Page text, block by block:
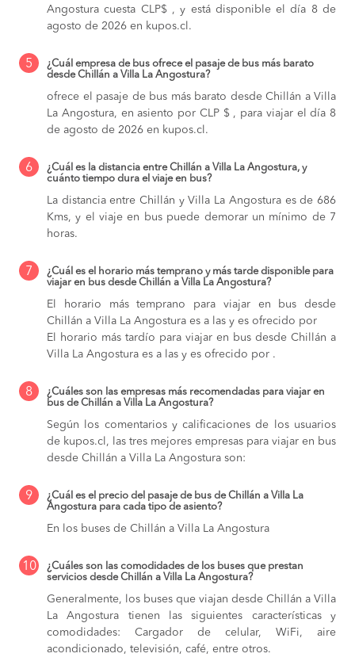
Angostura cuesta CLP$ , y está disponible el día 8 de
agosto de 2026 en kupos.cl.
5
¿Cuál empresa de bus ofrece el pasaje de bus más barato
desde Chillán a Villa La Angostura?
ofrece el pasaje de bus más barato desde Chillán a Villa
La Angostura, en asiento por CLP $ , para viajar el día 8
de agosto de 2026 en kupos.cl.
6
¿Cuál es la distancia entre Chillán a Villa La Angostura, y
cuánto tiempo dura el viaje en bus?
La distancia entre Chillán y Villa La Angostura es de 686
Kms, y el viaje en bus puede demorar un mínimo de 7
horas.
7
¿Cuál es el horario más temprano y más tarde disponible para
viajar en bus desde Chillán a Villa La Angostura?
El horario más temprano para viajar en bus desde
Chillán a Villa La Angostura es a las y es ofrecido por
El horario más tardío para viajar en bus desde Chillán a
Villa La Angostura es a las y es ofrecido por .
8
¿Cuáles son las empresas más recomendadas para viajar en
bus de Chillán a Villa La Angostura?
Según los comentarios y calificaciones de los usuarios
de kupos.cl, las tres mejores empresas para viajar en bus
desde Chillán a Villa La Angostura son:
9
¿Cuál es el precio del pasaje de bus de Chillán a Villa La
Angostura para cada tipo de asiento?
En los buses de Chillán a Villa La Angostura
10
¿Cuáles son las comodidades de los buses que prestan
servicios desde Chillán a Villa La Angostura?
Generalmente, los buses que viajan desde Chillán a Villa
La Angostura tienen las siguientes características y
comodidades: Cargador de celular, WiFi, aire
acondicionado, televisión, café, entre otros.